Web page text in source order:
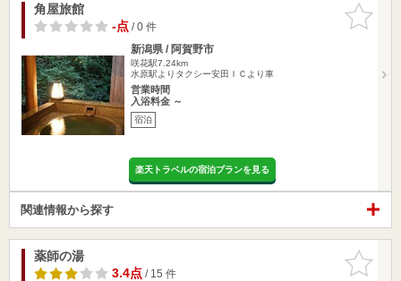
お気に入
りに追加
角屋旅館
-点/ 0 件
新潟県 / 阿賀野市
咲花駅7.24km
水原駅よりタクシー安田ＩＣより車
営業時間
入浴料金 ～
宿泊
楽天トラベルの宿泊プランを見る
関連情報から探す
お気に入
りに追加
薬師の湯
3.4点/ 15 件